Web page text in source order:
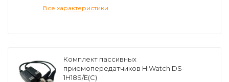
Все характеристики
Комплект пассивных
приемопередатчиков HiWatch DS-
1H18S/E(C)